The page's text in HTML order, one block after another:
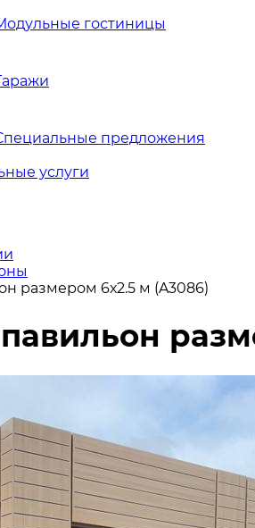
гостиницы
предложения
услуги
размером 6х2.5 м (A3086)